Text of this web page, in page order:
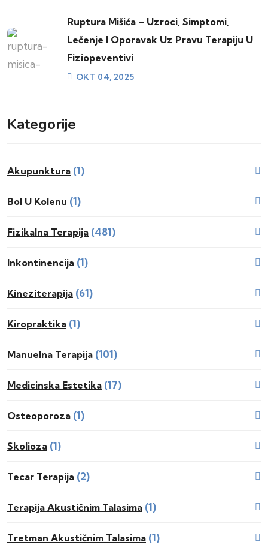
Ruptura Mišića – Uzroci, Simptomi,
Lečenje I Oporavak Uz Pravu Terapiju U
Fiziopeventivi
OKT 04, 2025
Kategorije
Akupunktura (1)
Bol U Kolenu (1)
Fizikalna Terapija (481)
Inkontinencija (1)
Kineziterapija (61)
Kiropraktika (1)
Manuelna Terapija (101)
Medicinska Estetika (17)
Osteoporoza (1)
Skolioza (1)
Tecar Terapija (2)
Terapija Akustičnim Talasima (1)
Tretman Akustičnim Talasima (1)